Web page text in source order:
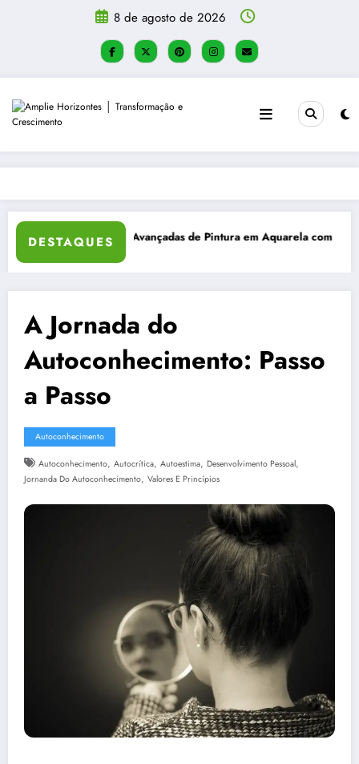
8 de agosto de 2026
DESTAQUES
Efeitos Realistas Método Bullet Journal: organização,
A Jornada do
Autoconhecimento: Passo
a Passo
Autoconhecimento
Autoconhecimento, Autocrítica, Autoestima, Desenvolvimento Pessoal,
Jornanda Do Autoconhecimento, Valores E Princípios